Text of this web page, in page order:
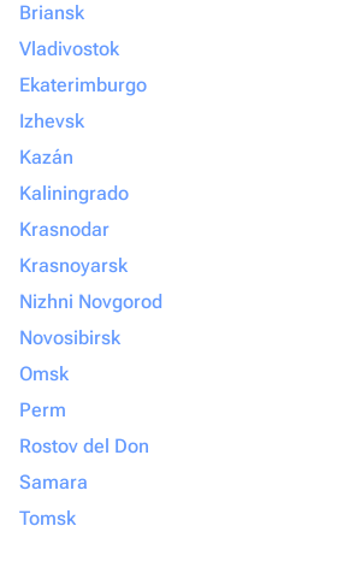
Briansk
Vladivostok
Ekaterimburgo
Izhevsk
Kazán
Kaliningrado
Krasnodar
Krasnoyarsk
Nizhni Novgorod
Novosibirsk
Omsk
Perm
Rostov del Don
Samara
Tomsk